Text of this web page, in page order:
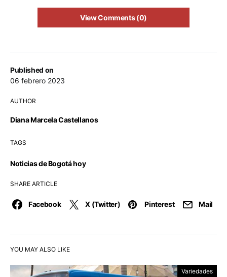
Published on
06 febrero 2023
AUTHOR
Diana Marcela Castellanos
TAGS
Noticias de Bogotá hoy
SHARE ARTICLE
Facebook X (Twitter) Pinterest Mail
View Comments (0)
YOU MAY ALSO LIKE
Variedades